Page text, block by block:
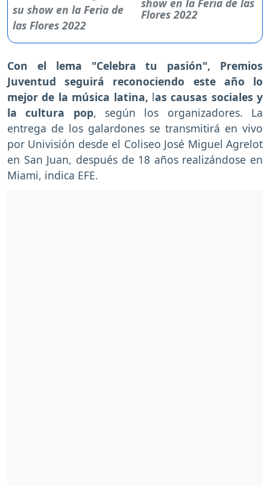
Flores 2022
Con el lema "Celebra tu pasión", Premios
Juventud seguirá reconociendo este año lo
mejor de la música latina, las causas sociales y
la cultura pop, según los organizadores. La
entrega de los galardones se transmitirá en vivo
por Univisión desde el Coliseo José Miguel Agrelot
en San Juan, después de 18 años realizándose en
Miami, indica EFE.